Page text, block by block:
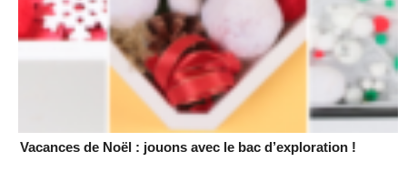
Vacances de Noël : jouons avec le bac d’exploration !